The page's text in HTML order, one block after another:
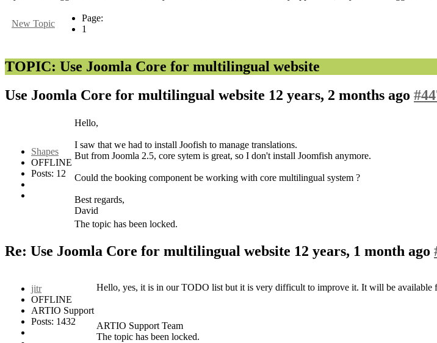
New Topic
Page:
1
TOPIC: Use Joomla Core for multilingual website
Use Joomla Core for multilingual website 12 years, 2 months ago
Shapes
OFFLINE
Posts: 12
Hello,
I saw that we had to install Joofish to manage translations.
But from Joomla 2.5, core sytem is great, so I don't install Joomfish anymore.
Could the booking component be working with core multilingual system ?
Best regards,
David
The topic has been locked.
Re: Use Joomla Core for multilingual website 12 years, 1 month ago
jitr
OFFLINE
ARTIO Support
Posts: 1432
Hello, yes, it is in our TODO list but it is very difficult to improve it. It will be available
ARTIO Support Team
The topic has been locked.